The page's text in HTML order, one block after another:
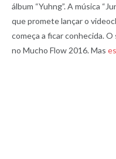
álbum “Yuhng”. A música
que promete lançar o
começa a ficar conhecida.
no Mucho Flow 2016. Mas